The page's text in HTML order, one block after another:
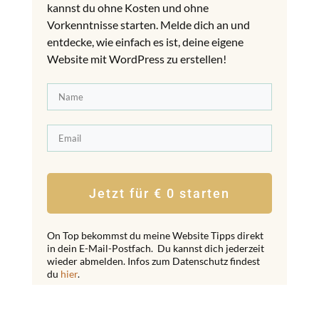
kannst du ohne Kosten und ohne
Vorkenntnisse starten. Melde dich an und
entdecke, wie einfach es ist, deine eigene
Website mit WordPress zu erstellen!
Jetzt für € 0 starten
On Top bekommst du meine Website Tipps direkt
in dein E-Mail-Postfach. Du kannst dich jederzeit
wieder abmelden. Infos zum Datenschutz findest
du hier.